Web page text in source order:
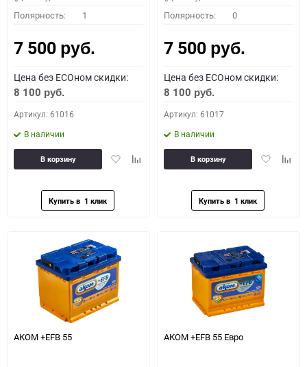
Полярность:
1
7 500 руб.
Цена без ECOном скидки:
8 100 руб.
Артикул: 61016
В наличии
ДобавитьДобавить
В корзину
Полярность:
0
7 500 руб.
Цена без ECOном скидки:
8 100 руб.
Артикул: 61017
В наличии
Добавить
В корзину
АКОМ +EFB 55 АКОМ +EFB 55 Евро